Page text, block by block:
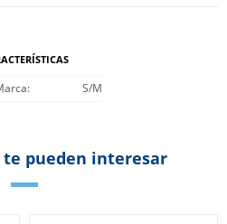
S/M
te pueden interesar